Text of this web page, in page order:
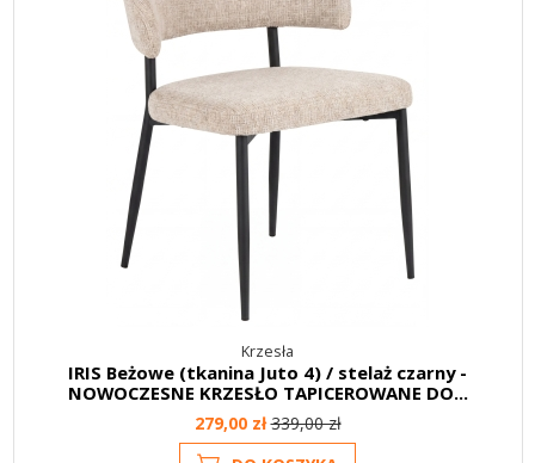
Krzesła
IRIS Beżowe (tkanina Juto 4) / stelaż czarny -
NOWOCZESNE KRZESŁO TAPICEROWANE DO...
279,00 zł339,00 zł